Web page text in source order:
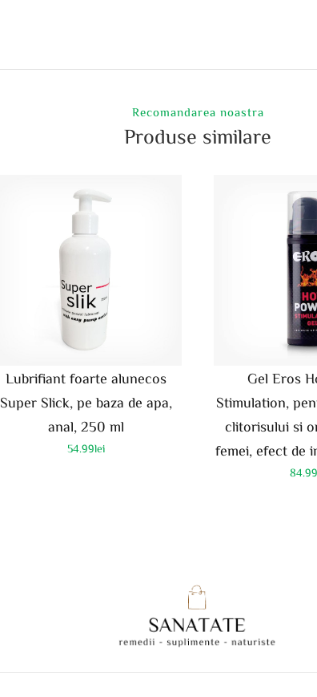
Recomandarea noastra
Produse similare
Lubrifiant foarte alunecos
Super Slick, pe baza de apa,
anal, 250 ml
54.99lei
Gel Eros
Stimulation,
clitorisului si
femei, efect de